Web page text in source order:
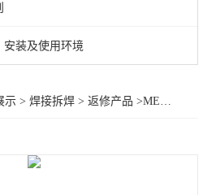
装及使用环境
示 >焊接拆焊 >返修产品 >METCAL电焊台编程预热PCT-1000,OKI电焊台PCT-1000